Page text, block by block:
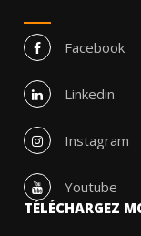
Facebook
Linkedin
Instagram
Youtube
TÉLÉCHARGEZ